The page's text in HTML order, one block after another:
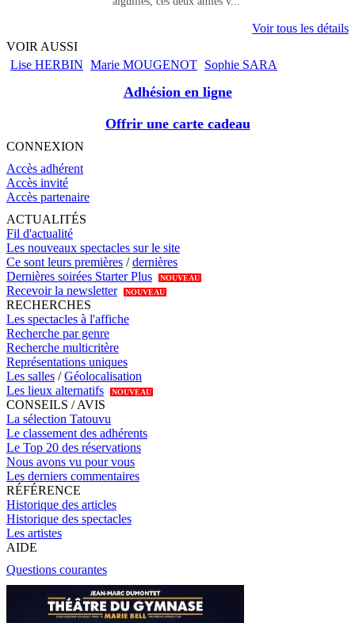
Voir tous les détails
VOIR AUSSI
Lise HERBIN Marie MOUGENOT Sophie SARA
Adhésion en ligne
Offrir une carte cadeau
CONNEXION
Accès adhérent
Accès invité
Accès partenaire
ACTUALITÉS
Fil d'actualité
Les nouveaux spectacles sur le site
Ce sont leurs premières /dernières
Dernières soirées Starter Plus
NOUVEAU
Recevoir la newsletter NOUVEAU
RECHERCHES
Les spectacles à l'affiche
Recherche par genre
Recherche multicritère
Représentations uniques
Les salles /Géolocalisation
Les lieux alternatifs
NOUVEAU
CONSEILS / AVIS
La sélection Tatouvu
Le classement des adhérents
Le Top 20 des réservations
Nous avons vu pour vous
Les derniers commentaires
RÉFÉRENCE
Historique des articles
Historique des spectacles
Les artistes
AIDE
Questions courantes